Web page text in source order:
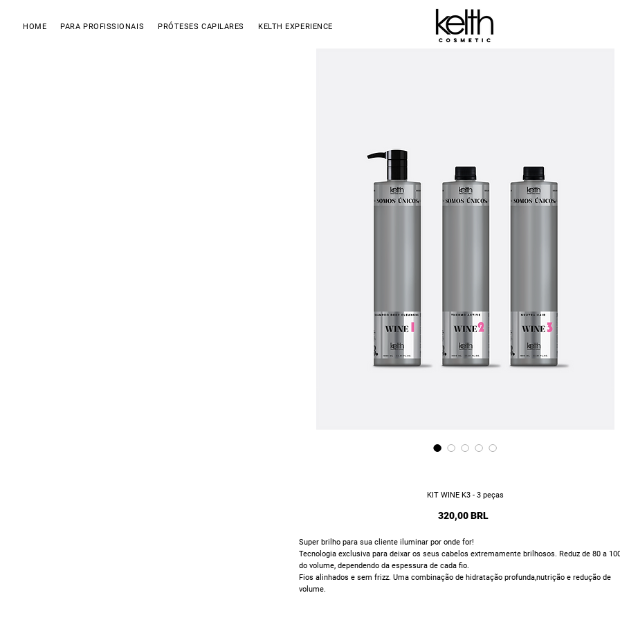
HOME PARA PROFISSIONAIS PRÓTESES CAPILARES KELTH EXPERIENCE
KIT WINE K3 - 3 peças
320,00 BRL
Super brilho para sua cliente iluminar por onde for!
Tecnologia exclusiva para deixar os seus cabelos extremamente brilhosos. Reduz de 80 a
do volume, dependendo da espessura de cada fio.
Fios alinhados e sem frizz. Uma combinação de hidratação profunda,nutrição e redução de
volume.